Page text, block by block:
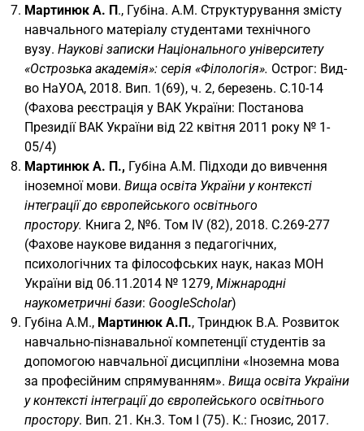
Мартинюк А. П ., Губіна. А.М. Структурування змісту
навчального матеріалу студентами технічного
вузу. Наукові записки Національного університету
«Острозька академія»: серія «Філологія». Острог: Вид-
во НаУОА, 2018. Вип. 1(69), ч. 2, березень. С.10-14
(Фахова реєстрація у ВАК України: Постанова
Президії ВАК України від 22 квітня 2011 року № 1-
05/4)
Мартинюк А. П., Губіна А.М. Підходи до вивчення
іноземної мови. Вища освіта України у контексті
інтеграції до європейського освітнього
простору. Книга 2, №6. Том IV (82), 2018. С.269-277
(Фахове наукове видання з педагогічних,
психологічних та філософських наук, наказ МОН
України від 06.11.2014 № 1279, Міжнародні
наукометричні бази: GoogleScholar)
Губіна А.М., Мартинюк А.П., Триндюк В.А. Розвиток
навчально-пізнавальної компетенції студентів за
допомогою навчальної дисципліни «Іноземна мова
за професійним спрямуванням». Вища освіта України
у контексті інтеграції до європейського освітнього
простору. Вип. 21. Кн.3. Том І (75). К.: Гнозис, 2017.